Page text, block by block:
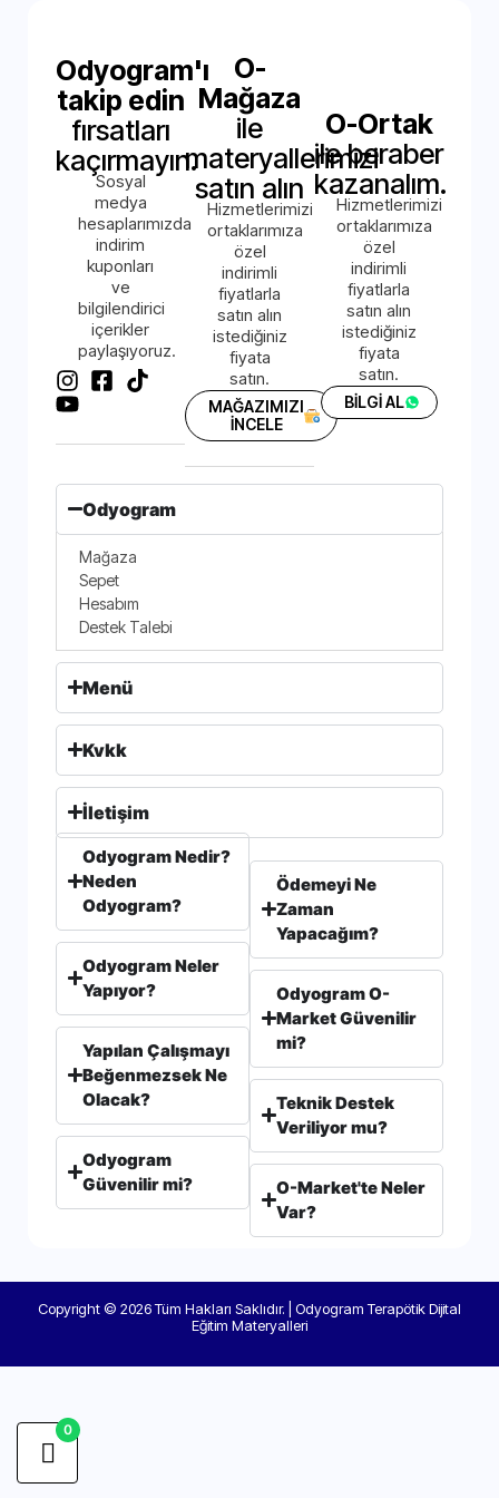
Odyogram'ı
takip edin
fırsatları
kaçırmayın.
Sosyal
medya
hesaplarımızda
indirim
kuponları
ve
bilgilendirici
içerikler
paylaşıyoruz.
O-
Mağaza
ile
materyallerimizi
satın alın
Hizmetlerimizi
ortaklarımıza
özel
indirimli
fiyatlarla
satın alın
istediğiniz
fiyata
satın.
MAĞAZIMIZI
İNCELE
O-Ortak
ile beraber
kazanalım.
Hizmetlerimizi
ortaklarımıza
özel
indirimli
fiyatlarla
satın alın
istediğiniz
fiyata
satın.
BİLGİ AL
Odyogram
Mağaza
Sepet
Hesabım
Destek Talebi
Menü
Kvkk
İletişim
Odyogram Nedir?
Neden
Odyogram?
Odyogram Neler
Yapıyor?
Yapılan Çalışmayı
Beğenmezsek Ne
Olacak?
Odyogram
Güvenilir mi?
Ödemeyi Ne
Zaman
Yapacağım?
Odyogram O-
Market Güvenilir
mi?
Teknik Destek
Veriliyor mu?
O-Market'te Neler
Var?
Copyright © 2026 Tüm Hakları Saklıdır. | Odyogram Terapötik Dijital
Eğitim Materyalleri